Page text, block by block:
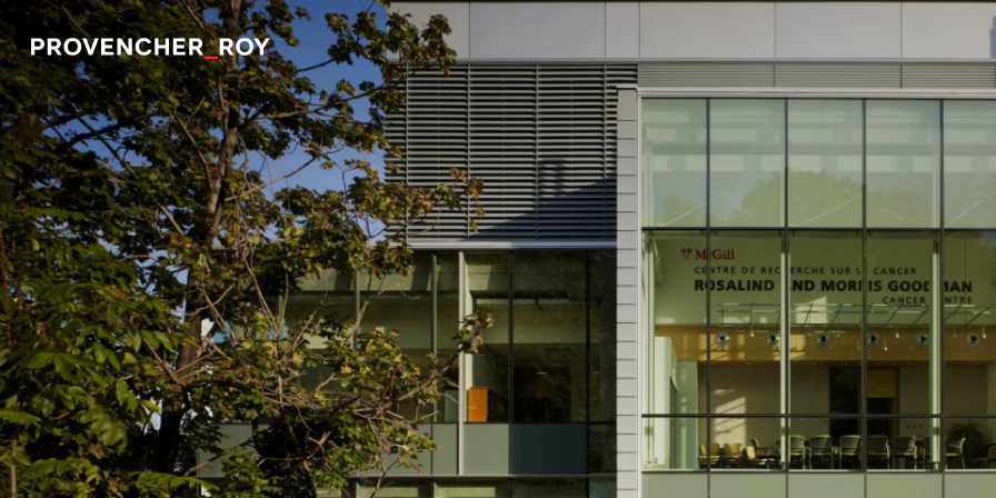
Projets
Expertise
Engagement responsable
Studio
Équipe
Prix et distinctions
Actualités